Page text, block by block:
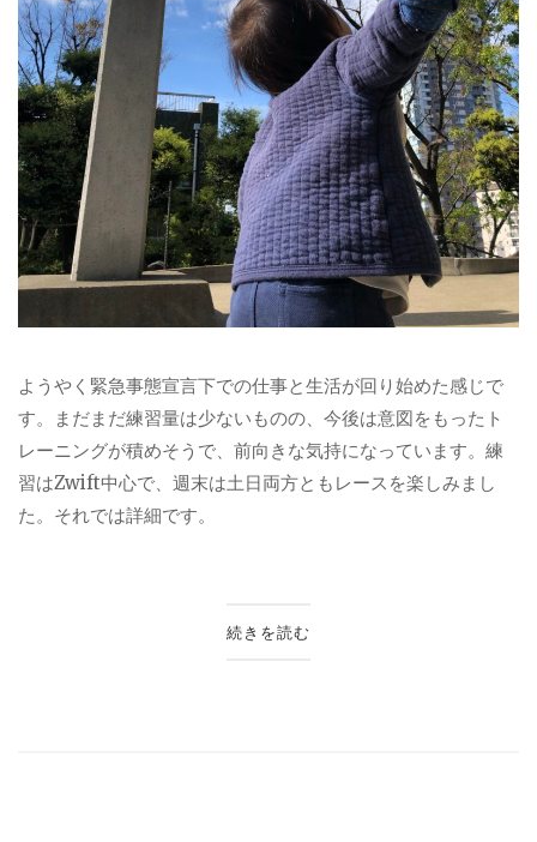
ようやく緊急事態宣言下での仕事と生活が回り始めた感じで
す。まだまだ練習量は少ないものの、今後は意図をもったト
レーニングが積めそうで、前向きな気持になっています。練
習はZwift中心で、週末は土日両方ともレースを楽しみまし
た。それでは詳細です。
続きを読む